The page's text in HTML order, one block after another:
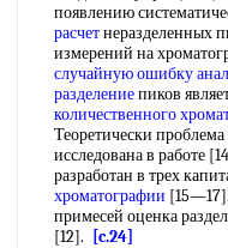
появлению
расчетнеразделенных
измерений на
случайную ошибку
разделениепиков
количественного
Теоретически
исследована в работе
разработан в трех
хроматографии
примесей оценка
[12].
[c.24]